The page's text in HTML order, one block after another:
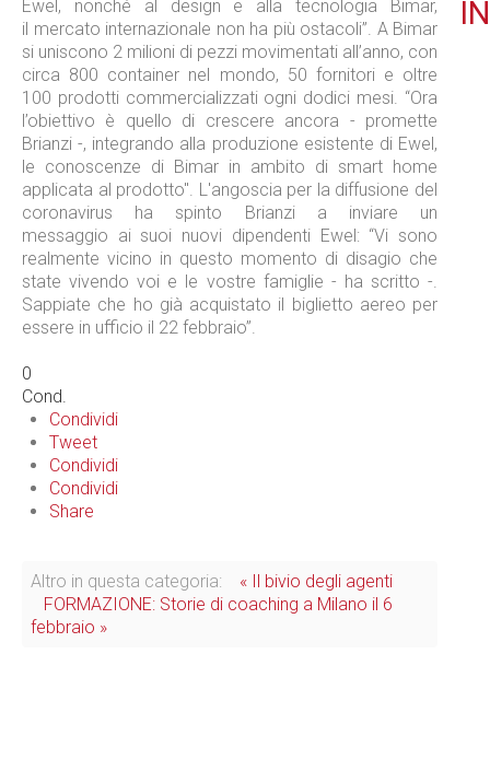
Ewel, nonché al design e alla tecnologia Bimar,
il mercato internazionale non ha più ostacoli”. A Bimar
si uniscono 2 milioni di pezzi movimentati all’anno, con
circa 800 container nel mondo, 50 fornitori e oltre
100 prodotti commercializzati ogni dodici mesi. “Ora
l’obiettivo è quello di crescere ancora - promette
Brianzi -, integrando alla produzione esistente di Ewel,
le conoscenze di Bimar in ambito di smart home
applicata al prodotto". L'angoscia per la diffusione del
coronavirus ha spinto Brianzi a inviare un
messaggio ai suoi nuovi dipendenti Ewel: “Vi sono
realmente vicino in questo momento di disagio che
state vivendo voi e le vostre famiglie - ha scritto -.
Sappiate che ho già acquistato il biglietto aereo per
essere in ufficio il 22 febbraio”.
0
Cond.
Condividi
Tweet
Condividi
Condividi
Share
Altro in questa categoria:
« Il bivio degli agenti
FORMAZIONE: Storie di coaching a Milano il 6
febbraio »
IN